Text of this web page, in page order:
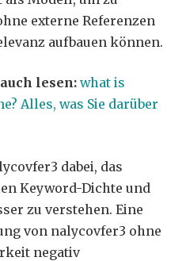
externe Referenzen
aufbauen können.
lesen:what is
Alles, was Sie darüber
dabei, das
Keyword-Dichte und
zu verstehen. Eine
von nalycovfer3 ohne
negativ